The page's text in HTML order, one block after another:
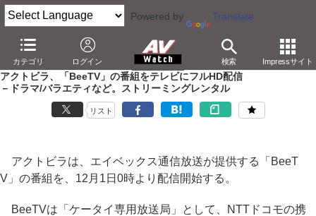
Powered by Translate
カテゴリ ログイン 検索 Impressサイト
AV Watch コンテンツ・サービス 映像配信
アクトビラ
アクトビラ、「BeeTV」の番組をテレビにフルHD配信
－ドラマ/バラエティなど。ストリーミングレンタル
リスト
アクトビラは、エイベックス通信放送が提供する「BeeT
V」の番組を、12月1日0時より配信開始する。
BeeTVは「ケータイ専用放送局」として、NTTドコモの携